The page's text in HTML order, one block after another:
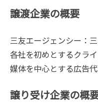
譲渡企業の概要
三友エージェンシー：
各社を初めとするクラ
媒体を中心とする広告
譲り受け企業の概